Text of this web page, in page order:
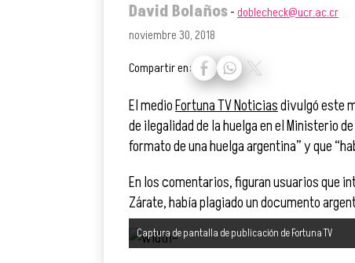
David Bolaños-doblecheck@ucr.ac.cr
noviembre 30, 2018
Compartir en:
El medioFortuna TV Noticiasdivulgó este
de ilegalidad de la huelga en el Ministerio
formato de una huelga argentina” y que
En los comentarios, figuran usuarios que
Zárate, había plagiado un documento
Captura de pantalla de publicación de Fortuna TV